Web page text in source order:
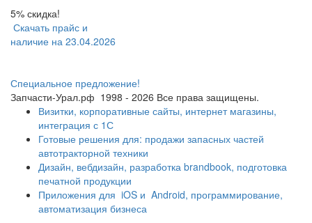
5% скидка!
Скачать прайс и
наличие на 23.04.2026
Специальное предложение!
Запчасти-Урал.рф 1998 - 2026 Все права защищены.
Визитки, корпоративные сайты, интернет магазины,
интеграция с 1С
Готовые решения для: продажи запасных частей
автотракторной техники
Дизайн, вебдизайн, разработка brandbook, подготовка
печатной продукции
Приложения для iOS и Android, программирование,
автоматизация бизнеса